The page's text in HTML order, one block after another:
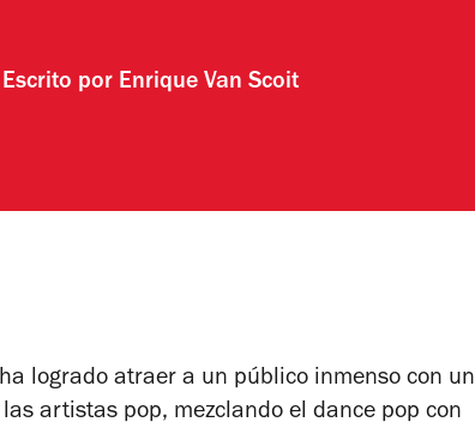
Escrito por Enrique Van Scoit
ha logrado atraer a un público inmenso con un
artistas pop, mezclando el dance pop con